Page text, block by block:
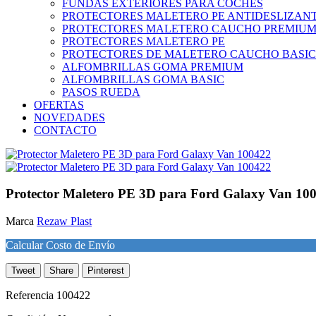
FUNDAS EXTERIORES PARA COCHES
PROTECTORES MALETERO PE
PROTECTORES MALETERO CAUCHO PREMIUM
PROTECTORES MALETERO PE
PROTECTORES DE MALETERO CAUCHO BASIC
ALFOMBRILLAS GOMA PREMIUM
ALFOMBRILLAS GOMA BASIC
PASOS RUEDA
OFERTAS
NOVEDADES
CONTACTO
Protector Maletero PE 3D para Ford Galaxy Van
Marca Rezaw Plast
Calcular Costo de Envío
Tweet Share Pinterest
Referencia 100422